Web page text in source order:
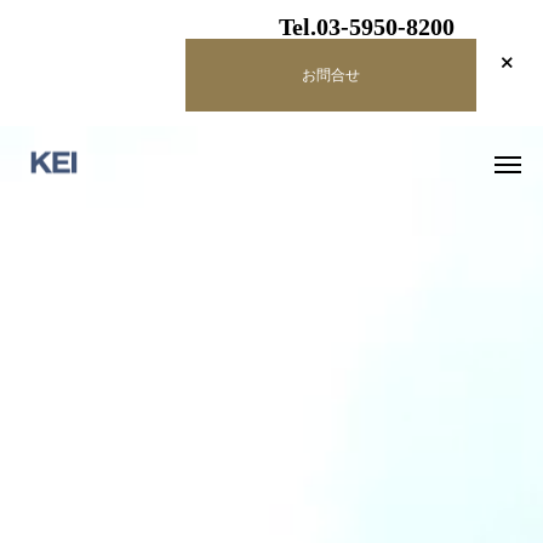
Tel.03-5950-8200
お問合せ